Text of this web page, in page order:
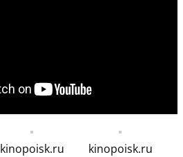
kinopoisk.ru kinopoisk.ru